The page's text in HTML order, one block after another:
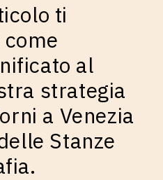
ti
al
strategia
a Venezia
Stanze